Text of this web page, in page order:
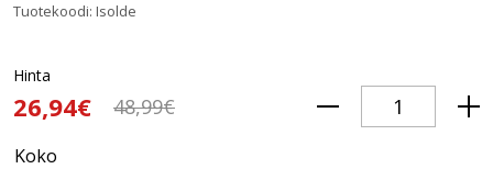
Tuotekoodi: Isolde
Hinta
26,94€ 48,99€
Koko